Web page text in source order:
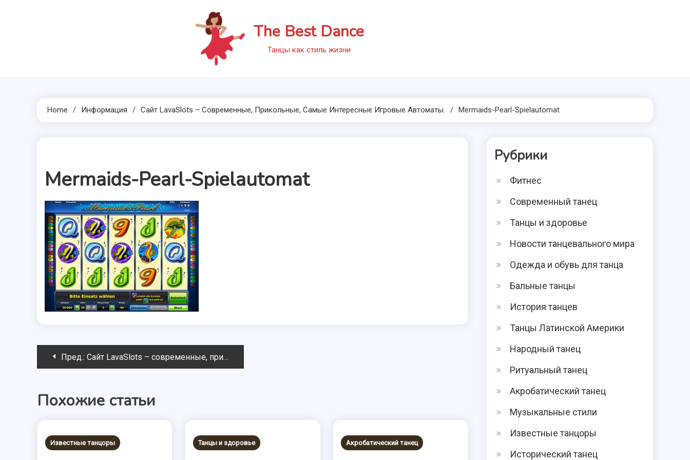
The Best Dance
Танцы как стиль жизни
Home Информация Сайт LavaSlots – Современные, Прикольные, Самые Интересные Игровые Автоматы. Mermaids-Pearl-Spielautomat
Mermaids-Pearl-Spielautomat
Навигация
записям
Пред.: Сайт LavaSlots – современные, прикольные, самые интересные игровые автоматы.
Похожие статьи
Известные танцоры Танцы и здоровье Акробатический танец
Рубрики
Фитнес
Современный танец
Танцы и здоровье
Новости танцевального мира
Одежда и обувь для танца
Бальные танцы
История танцев
Танцы Латинской Америки
Народный танец
Ритуальный танец
Акробатический танец
Музыкальные стили
Известные танцоры
Исторический танец